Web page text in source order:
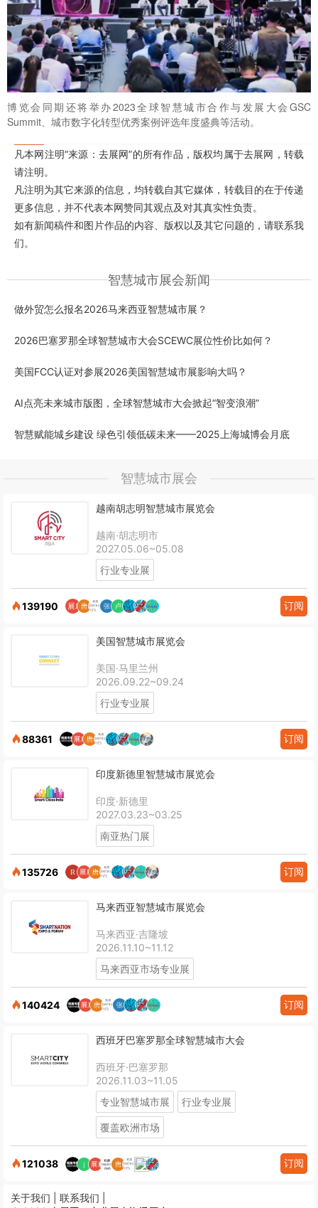
博览会同期还将举办2023全球智慧城市合作与发展大会GSC
Summit、城市数字化转型优秀案例评选年度盛典等活动。
凡本网注明“来源：去展网”的所有作品，版权均属于去展网，转载
请注明。
凡注明为其它来源的信息，均转载自其它媒体，转载目的在于传递
更多信息，并不代表本网赞同其观点及对其真实性负责。
如有新闻稿件和图片作品的内容、版权以及其它问题的，请联系我
们。
智慧城市展会新闻
做外贸怎么报名2026马来西亚智慧城市展？
2026巴塞罗那全球智慧城市大会SCEWC展位性价比如何？
美国FCC认证对参展2026美国智慧城市展影响大吗？
AI点亮未来城市版图，全球智慧城市大会掀起“智变浪潮”
智慧赋能城乡建设 绿色引领低碳未来——2025上海城博会月底
智慧城市展会
越南胡志明智慧城市展览会
越南·胡志明市
2027.05.06~05.08
行业专业展
139190 订阅
美国智慧城市展览会
美国·马里兰州
2026.09.22~09.24
行业专业展
88361 订阅
印度新德里智慧城市展览会
印度·新德里
2027.03.23~03.25
南亚热门展
135726 订阅
马来西亚智慧城市展览会
马来西亚·吉隆坡
2026.11.10~11.12
马来西亚市场专业展
140424 订阅
西班牙巴塞罗那全球智慧城市大会
西班牙·巴塞罗那
2026.11.03~11.05
专业智慧城市展
行业专业展
覆盖欧洲市场
121038 订阅
关于我们 | 联系我们 |